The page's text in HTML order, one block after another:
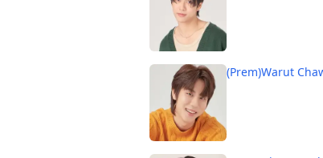
(Prem)Warut